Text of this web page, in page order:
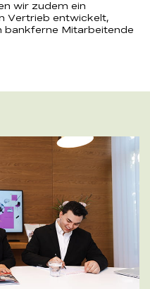
wir zudem ein
Vertrieb entwickelt,
bankferne Mitarbeitende